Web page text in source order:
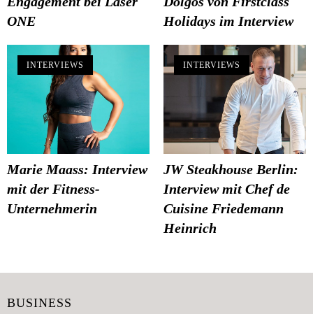
ONE
Holidays im Interview
INTERVIEWS
Marie Maass: Interview
mit der Fitness-
Unternehmerin
INTERVIEWS
JW Steakhouse Berlin:
Interview mit Chef de
Cuisine Friedemann
Heinrich
BUSINESS